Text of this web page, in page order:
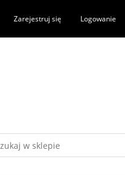
Zarejestruj się Logowanie